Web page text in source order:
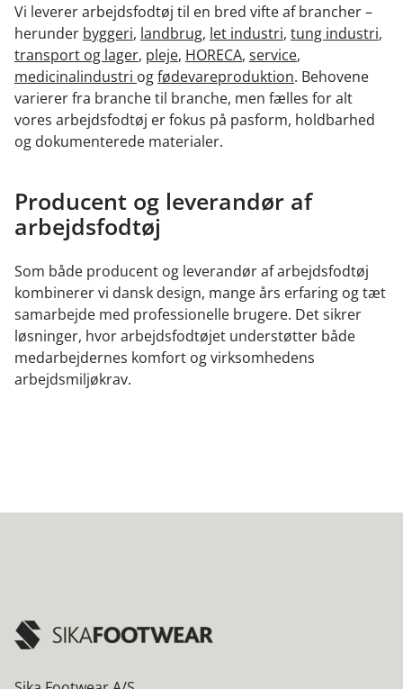
Vi leverer arbejdsfodtøj til en bred vifte af brancher –
herunder byggeri, landbrug, let industri, tung industri,
transport og lager, pleje, HORECA, service,
medicinalindustri ogfødevareproduktion. Behovene
varierer fra branche til branche, men fælles for alt
vores arbejdsfodtøj er fokus på pasform, holdbarhed
og dokumenterede materialer.
Producent og leverandør af
arbejdsfodtøj
Som både producent og leverandør af arbejdsfodtøj
kombinerer vi dansk design, mange års erfaring og tæt
samarbejde med professionelle brugere. Det sikrer
løsninger, hvor arbejdsfodtøjet understøtter både
medarbejdernes komfort og virksomhedens
arbejdsmiljøkrav.